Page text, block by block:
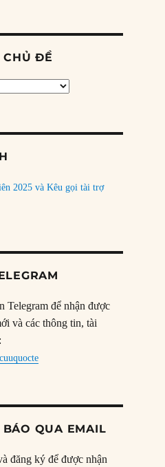
CHỦ ĐỀ
2025 và Kêu gọi tài trợ
Telegram để nhận được
và các thông tin, tài
BÁO QUA EMAIL
đăng ký để được nhận